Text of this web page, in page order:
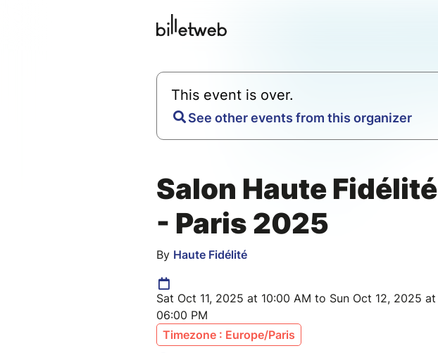
This event is over.
See other events from this organizer
Salon Haute Fidélité
- Paris 2025
By Haute Fidélité
Sat Oct 11, 2025 at 10:00 AM to Sun Oct 12, 2025 at
06:00 PM
Timezone : Europe/Paris